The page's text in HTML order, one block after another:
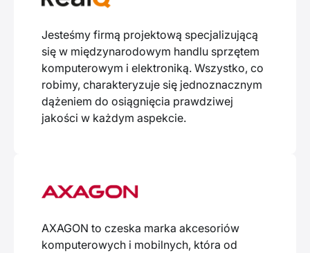
Jesteśmy firmą projektową specjalizującą
się w międzynarodowym handlu sprzętem
komputerowym i elektroniką. Wszystko, co
robimy, charakteryzuje się jednoznacznym
dążeniem do osiągnięcia prawdziwej
jakości w każdym aspekcie.
AXAGON to czeska marka akcesoriów
komputerowych i mobilnych, która od